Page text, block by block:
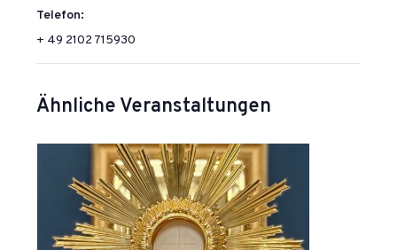
Telefon:
+ 49 2102 715930
Ähnliche Veranstaltungen